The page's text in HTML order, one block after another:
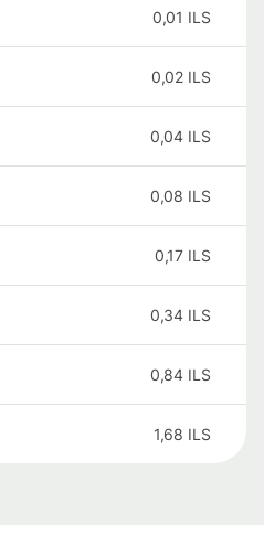
0,01 ILS
0,02 ILS
0,04 ILS
0,08 ILS
0,17 ILS
0,34 ILS
0,84 ILS
1,68 ILS